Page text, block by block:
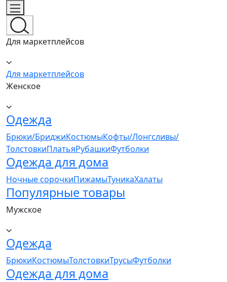
Для маркетплейсов
Для маркетплейсов
Женское
Одежда
Брюки/БриджиКостюмыКофты/Лонгсливы/
ТолстовкиПлатьяРубашкиФутболки
Одежда для дома
Ночные сорочкиПижамыТуникаХалаты
Популярные товары
Мужское
Одежда
БрюкиКостюмыТолстовкиТрусыФутболки
Одежда для дома